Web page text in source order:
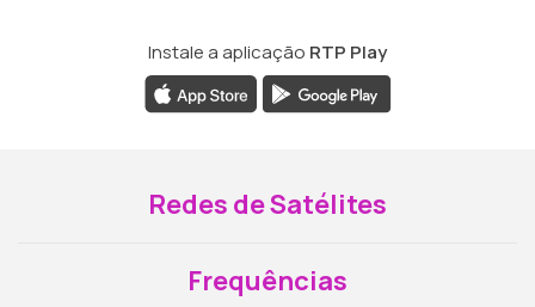
Instale a aplicação RTP Play
Redes de Satélites
Frequências